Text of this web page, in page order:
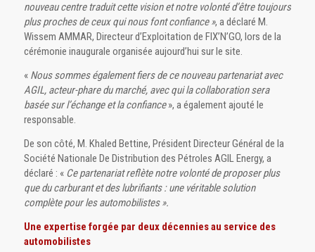
nouveau centre traduit cette vision et notre volonté d’être toujours
plus proches de ceux qui nous font confiance », a déclaré M.
Wissem AMMAR, Directeur d’Exploitation de FIX’N’GO, lors de la
cérémonie inaugurale organisée aujourd’hui sur le site.
« Nous sommes également fiers de ce nouveau partenariat avec
AGIL, acteur-phare du marché, avec qui la collaboration sera
basée sur l’échange et la confiance», a également ajouté le
responsable.
De son côté, M. Khaled Bettine, Président Directeur Général de la
Société Nationale De Distribution des Pétroles AGIL Energy, a
déclaré : «Ce partenariat reflète notre volonté de proposer plus
que du carburant et des lubrifiants : une véritable solution
complète pour les automobilistes ».
Une expertise forgée par deux décennies au service des
automobilistes